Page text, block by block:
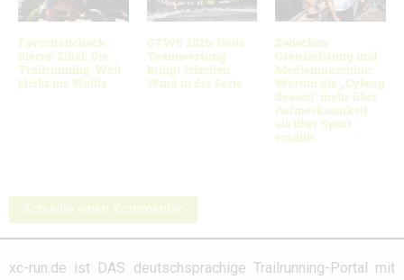
Favoritencheck
Sierre-Zinal: Die
Trailrunning-Welt
blickt ins Wallis
GTWS 2026: Neue
Teamwertung
bringt frischen
Wind in die Serie
Zwischen
Grenzleistung und
Medienmaschine:
Warum die „Cyborg
Season“ mehr über
Aufmerksamkeit
als über Sport
erzählt
Schreibe einen Kommentar
xc-run.de ist DAS deutschsprachige Trailrunning-Portal mit